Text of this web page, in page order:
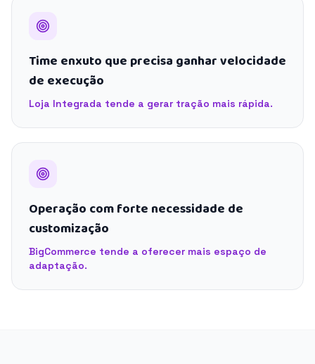
Time enxuto que precisa ganhar velocidade
de execução
Loja Integrada tende a gerar tração mais rápida.
Operação com forte necessidade de
customização
BigCommerce tende a oferecer mais espaço de
adaptação.